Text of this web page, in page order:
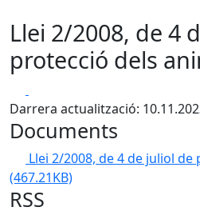
Llei 2/2008, de 4
protecció dels
Darrera actualització:
Documents
Llei 2/2008, de 4 de juliol
(467.21KB)
RSS